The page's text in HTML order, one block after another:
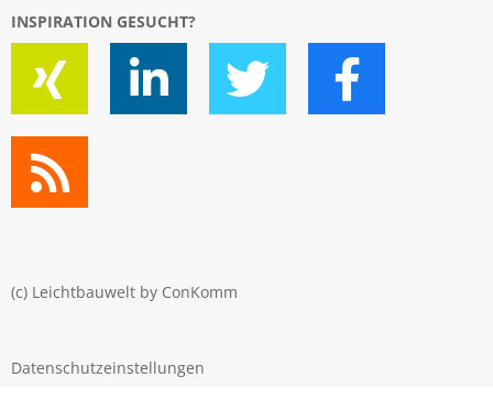
INSPIRATION GESUCHT?
(c) Leichtbauwelt by ConKomm
Datenschutzeinstellungen